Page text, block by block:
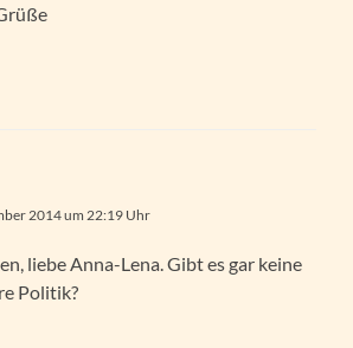
2014 um 22:19 Uhr
liebe Anna-Lena. Gibt es gar keine
Politik?